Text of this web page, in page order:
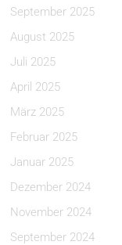
September 2025
August 2025
Juli 2025
April 2025
März 2025
Februar 2025
Januar 2025
Dezember 2024
November 2024
September 2024